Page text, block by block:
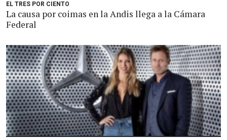
EL TRES POR CIENTO
La causa por coimas en la Andis llega a la Cámara
Federal